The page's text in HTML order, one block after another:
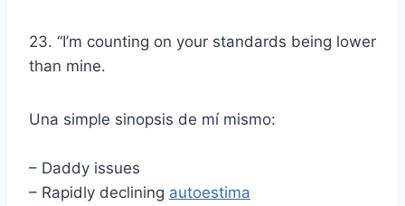
23. “I’m counting on your standards being lower
than mine.
Una simple sinopsis de mí mismo:
– Daddy issues
– Rapidly declining autoestima